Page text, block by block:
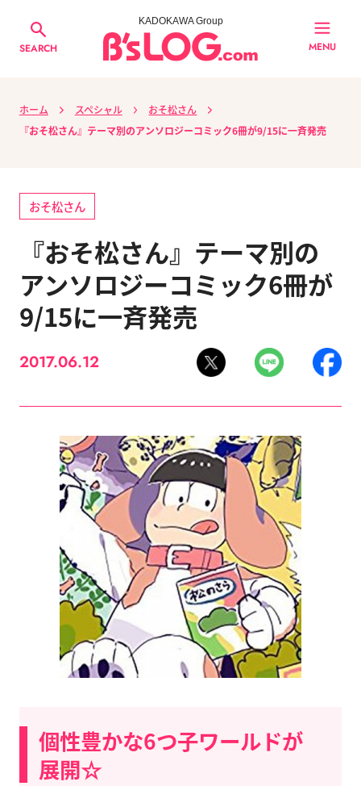
SEARCH
KADOKAWA Group
MENU
ホーム スペシャル
おそ松さん
『おそ松さん』テーマ別のアンソロジーコミック6冊が9/15に一斉発売
おそ松さん
『おそ松さん』テーマ別の
アンソロジーコミック6冊が
9/15に一斉発売
2017.06.12
個性豊かな6つ子ワールドが
展開☆